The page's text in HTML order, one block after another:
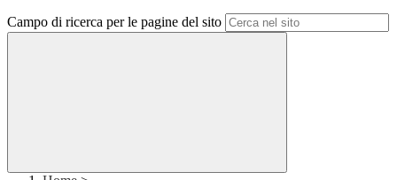
Campo di ricerca per le pagine del sito